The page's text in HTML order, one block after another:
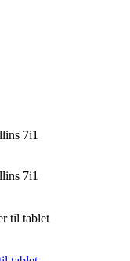
7i1
7i1
til tablet